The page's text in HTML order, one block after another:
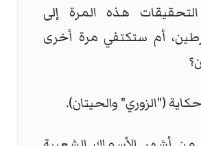
هذه المرة إلى
أم ستكتفي مرة أخرى
("الزوري" والحيتان).